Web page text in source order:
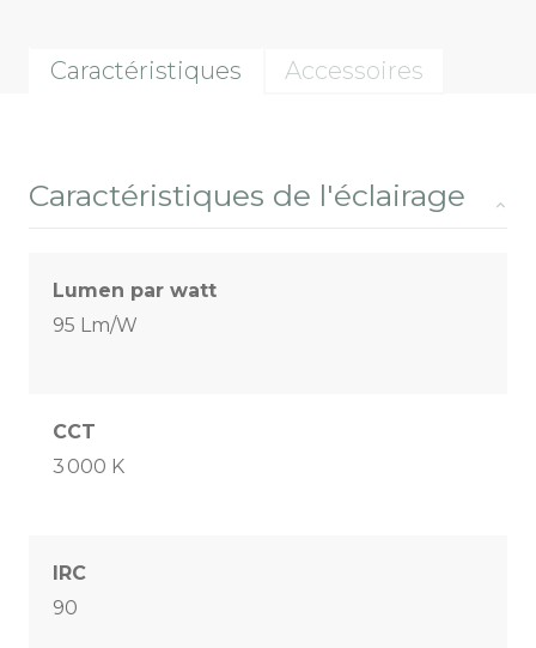
Caractéristiques Accessoires
Caractéristiques de l'éclairage
Lumen par watt
95 Lm/W
CCT
3 000 K
IRC
90